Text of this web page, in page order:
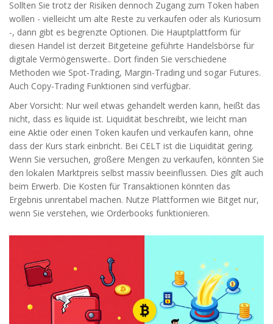
Sollten Sie trotz der Risiken dennoch Zugang zum Token haben
wollen - vielleicht um alte Reste zu verkaufen oder als Kuriosum
-, dann gibt es begrenzte Optionen. Die Hauptplattform für
diesen Handel ist derzeit Bitgeteine geführte Handelsbörse für
digitale Vermögenswerte.. Dort finden Sie verschiedene
Methoden wie Spot-Trading, Margin-Trading und sogar Futures.
Auch Copy-Trading Funktionen sind verfügbar.
Aber Vorsicht: Nur weil etwas gehandelt werden kann, heißt das
nicht, dass es liquide ist. Liquidität beschreibt, wie leicht man
eine Aktie oder einen Token kaufen und verkaufen kann, ohne
dass der Kurs stark einbricht. Bei CELT ist die Liquidität gering.
Wenn Sie versuchen, großere Mengen zu verkaufen, könnten Sie
den lokalen Marktpreis selbst massiv beeinflussen. Dies gilt auch
beim Erwerb. Die Kosten für Transaktionen könnten das
Ergebnis unrentabel machen. Nutze Plattformen wie Bitget nur,
wenn Sie verstehen, wie Orderbooks funktionieren.